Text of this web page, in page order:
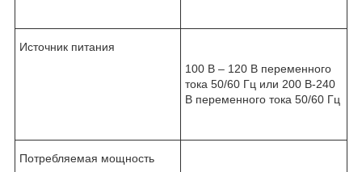
Источник питания
100 В – 120 В переменного
тока 50/60 Гц или 200 В-240
В переменного тока 50/60 Гц
Потребляемая мощность